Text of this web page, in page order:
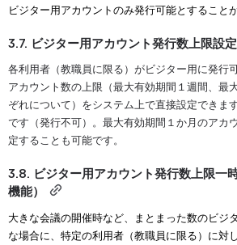
ビジター用アカウントのみ発行可能とすること
3.7. ビジター用アカウント発行数上限設
各利用者（教職員に限る）がビジター用に発行
アカウント数の上限（最大有効期間１週間、最
ぞれについて）をシステム上で直接設定できま
です（発行不可）。最大有効期間１か月のアカ
定することも可能です。
3.8. ビジター用アカウント発行数上限一
機能）
大きな会議の開催時など、まとまった数のビジ
な場合に、特定の利用者（教職員に限る）に対